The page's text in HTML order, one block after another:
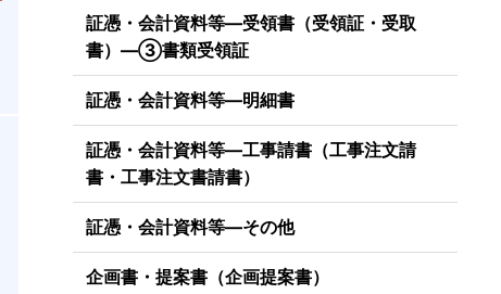
証憑・会計資料等―受領書（受領証・受取
書）―③書類受領証
証憑・会計資料等―明細書
証憑・会計資料等―工事請書（工事注文請
書・工事注文書請書）
証憑・会計資料等―その他
企画書・提案書（企画提案書）